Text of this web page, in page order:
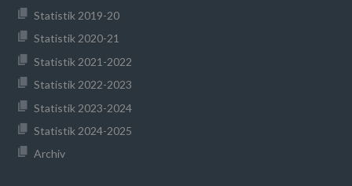
Statistik 2019-20
Statistik 2020-21
Statistik 2021-2022
Statistik 2022-2023
Statistik 2023-2024
Statistik 2024-2025
Archiv